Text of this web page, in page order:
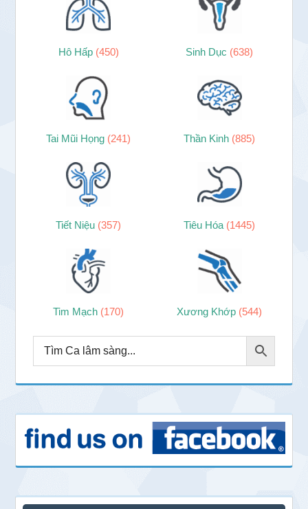
Hô Hấp (450) Sinh Dục (638)
Tai Mũi Họng (241) Thần Kinh (885)
Tiết Niệu (357) Tiêu Hóa (1445)
Tim Mạch (170) Xương Khớp (544)